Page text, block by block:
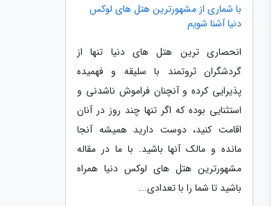
با شماری از مشهورترین هتل های لوکس
دنیا آشنا شویم
انحصاری ترین هتل های دنیا تنها از
گردشگران ثروتمند با سلیقه و فهمیده
پذیرایی کرده و آنچنان فراموش ناشدنی و
استثنایی بوده که اگر تنها چند روز در آنان
اقامت کنید، دوست دارید همیشه آنجا
مانده و مالک آنها باشید. با ما در مقاله
مشهورترین هتل های لوکس دنیا همراه
باشید تا شما را با تعدادی...